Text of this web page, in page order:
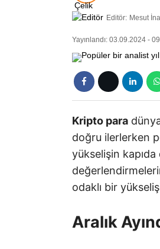
Editör: Mesut
Yayınlandı: 03.09.2024 -
Kripto para
doğru ilerlerken
yükselişin
odaklı bir
Aralık